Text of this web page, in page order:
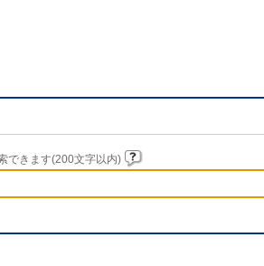
できます(200文字以内)